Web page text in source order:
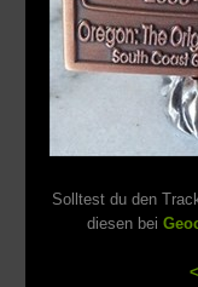
Solltest du den
diesen bei